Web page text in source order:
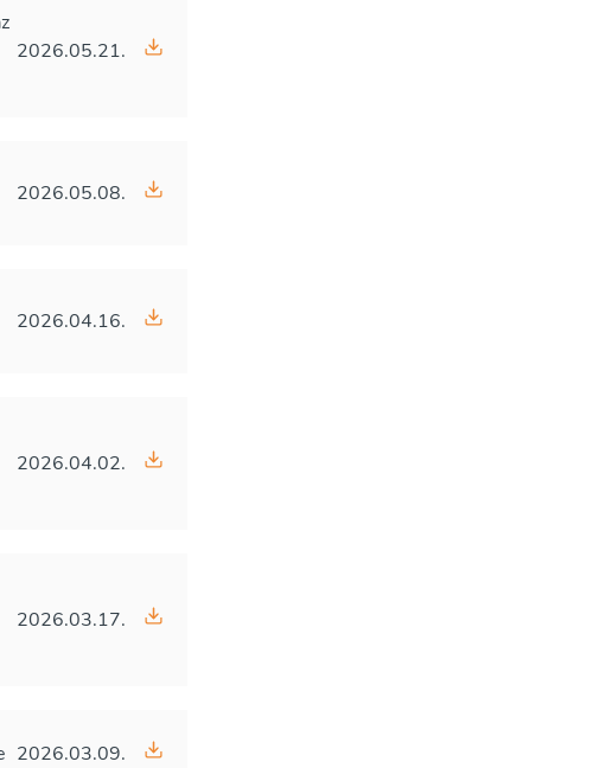
2026.05.21.
2026.05.08.
2026.04.16.
2026.04.02.
2026.03.17.
2026.03.09.